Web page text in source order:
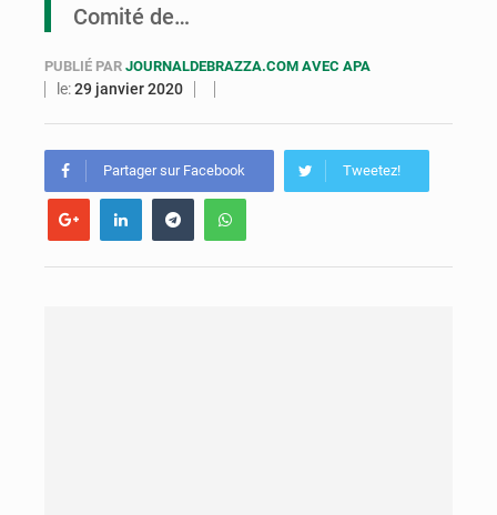
Comité de…
PUBLIÉ PAR JOURNALDEBRAZZA.COM AVEC APA
le:29 janvier 2020
Partager sur Facebook Tweetez!